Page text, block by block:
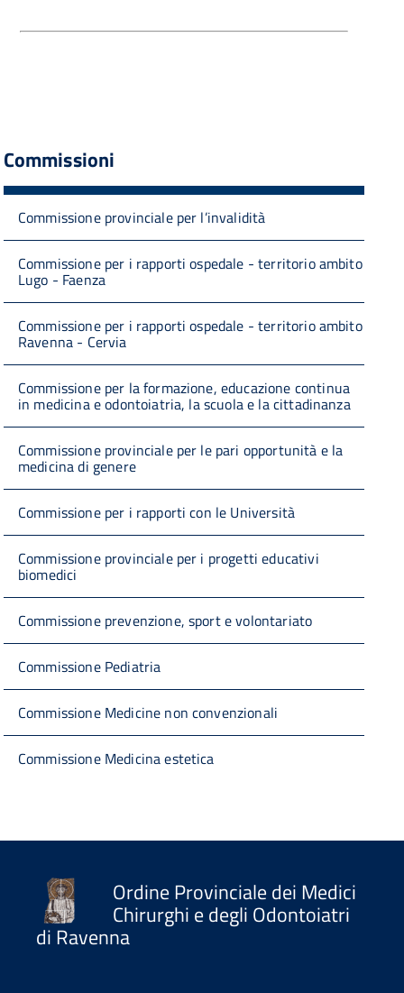
Commissioni
Commissione provinciale per l’invalidità
Commissione per i rapporti ospedale - territorio ambito
Lugo - Faenza
Commissione per i rapporti ospedale - territorio ambito
Ravenna - Cervia
Commissione per la formazione, educazione continua
in medicina e odontoiatria, la scuola e la cittadinanza
Commissione provinciale per le pari opportunità e la
medicina di genere
Commissione per i rapporti con le Università
Commissione provinciale per i progetti educativi
biomedici
Commissione prevenzione, sport e volontariato
Commissione Pediatria
Commissione Medicine non convenzionali
Commissione Medicina estetica
Ordine Provinciale dei Medici
Chirurghi e degli Odontoiatri
di Ravenna